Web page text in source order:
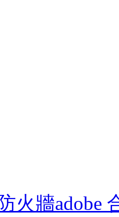
火牆adobe